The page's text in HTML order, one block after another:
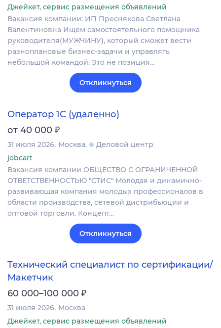
Джейкет, сервис размещения объявлений
Вакансия компании: ИП Преснякова Светлана
Валентиновна Ищем самостоятельного помощника
руководителя(МУЖЧИНУ), который сможет вести
разноплановые бизнес-задачи и управлять
небольшой командой. Это не позиция…
Откликнуться
Оператор 1С (удаленно)
от 40 000 ₽
31 июля 2026 Москва
Деловой центр
jobcart
Вакансия компании ОБЩЕСТВО С ОГРАНИЧЕННОЙ
ОТВЕТСТВЕННОСТЬЮ "СТИС" Молодая и динамично-
развивающая компания молодых профессионалов в
области производства, сетевой дистрибьюции и
оптовой торговли. Концепт…
Откликнуться
Технический специалист по сертификации/
Макетчик
60 000–100 000 ₽
31 июля 2026 Москва
Джейкет, сервис размещения объявлений